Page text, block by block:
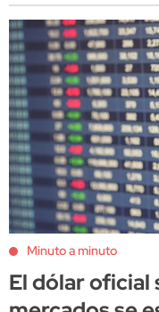
Minuto a minuto
El dólar oficial